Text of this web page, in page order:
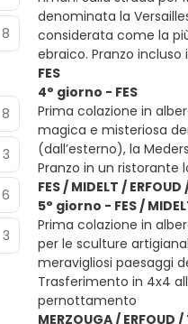
8
8
3
6
3
denominata la
considerata come la
ebraico. Pranzo
FES
4° giorno - FES
Prima colazione in
magica e misteriosa
(dall’esterno), la
Pranzo in un ristorante
FES / MIDELT /
5° giorno - FES /
Prima colazione in
per le sculture
meravigliosi paesaggi
Trasferimento in 4x4
pernottamento
MERZOUGA / ERFOUD